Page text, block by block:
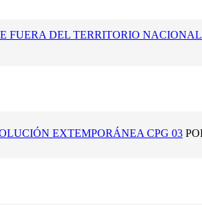
FUERA DEL TERRITORIO
EXTEMPORÁNEA CPG 03